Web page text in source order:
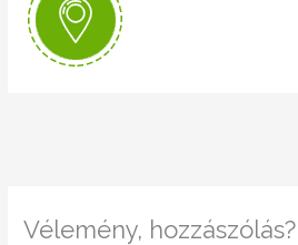
Vélemény, hozzászólás?